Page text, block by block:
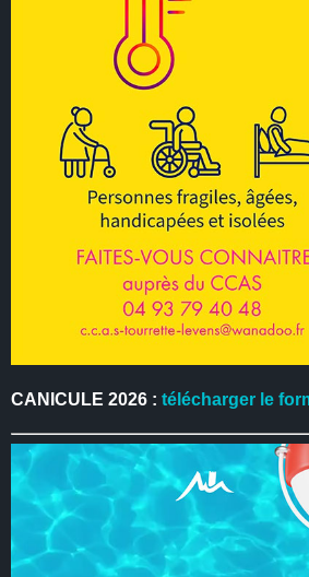
CANICULE 2026 :télécharger le